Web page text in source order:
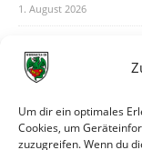
Um dir ein optimales
Cookies, um
zuzugreifen. Wenn du
1. August 2026
31. Juli 2026
30. Juli 2026
Deine Spielminute: